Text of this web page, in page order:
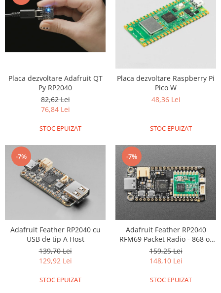
Placa dezvoltare Adafruit QT
Py RP2040
82,62 Lei
76,84 Lei
STOC EPUIZAT
Placa dezvoltare Raspberry Pi
Pico W
48,36 Lei
STOC EPUIZAT
-7%
Adafruit Feather RP2040 cu
USB de tip A Host
139,70 Lei
129,92 Lei
STOC EPUIZAT
-7%
Adafruit Feather RP2040
RFM69 Packet Radio - 868 or
915MHz - RadioFruit and
STEMMA QT
159,25 Lei
148,10 Lei
STOC EPUIZAT